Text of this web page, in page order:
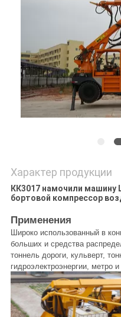
Характер продукции
КК3017 намочили
бортовой компрессор
Применения
Широко использованный в
больших и средства
тоннель дороги, кульверт,
гидроэлектроэнергии, метро